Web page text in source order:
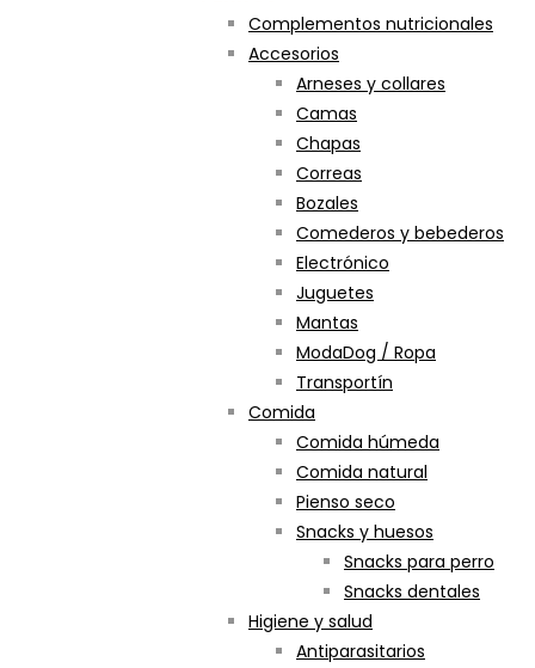
Complementos nutricionales
Accesorios
Arneses y collares
Camas
Chapas
Correas
Bozales
Comederos y bebederos
Electrónico
Juguetes
Mantas
ModaDog / Ropa
Transportín
Comida
Comida húmeda
Comida natural
Pienso seco
Snacks y huesos
Snacks para perro
Snacks dentales
Higiene y salud
Antiparasitarios